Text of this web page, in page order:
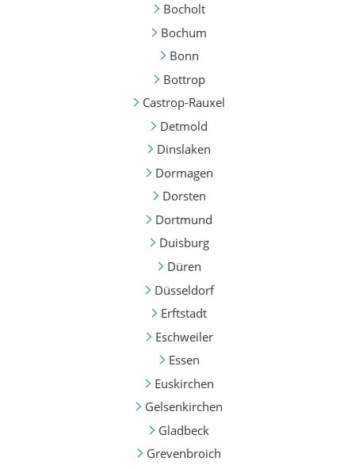
Bocholt
Bochum
Bonn
Bottrop
Castrop-Rauxel
Detmold
Dinslaken
Dormagen
Dorsten
Dortmund
Duisburg
Düren
Düsseldorf
Erftstadt
Eschweiler
Essen
Euskirchen
Gelsenkirchen
Gladbeck
Grevenbroich